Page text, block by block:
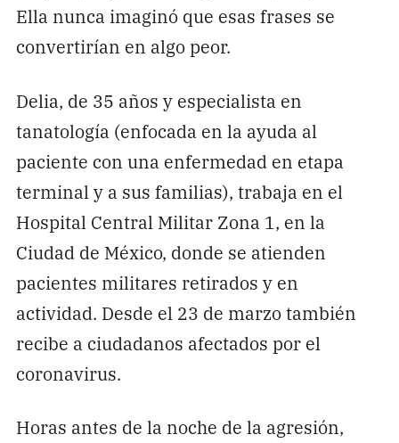
Ella nunca imaginó que esas frases se
convertirían en algo peor.
Delia, de 35 años y especialista en
tanatología (enfocada en la ayuda al
paciente con una enfermedad en etapa
terminal y a sus familias), trabaja en el
Hospital Central Militar Zona 1, en la
Ciudad de México, donde se atienden
pacientes militares retirados y en
actividad. Desde el 23 de marzo también
recibe a ciudadanos afectados por el
coronavirus.
Horas antes de la noche de la agresión,